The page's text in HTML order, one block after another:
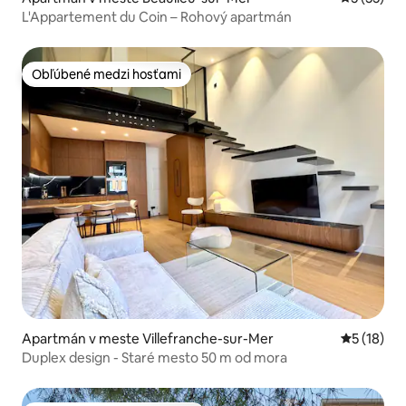
L'Appartement du Coin – Rohový apartmán
Obľúbené medzi hosťami
Obľúbené medzi hosťami
Apartmán v meste Villefranche-sur-Mer
5 (18)
Duplex design - Staré mesto 50 m od mora